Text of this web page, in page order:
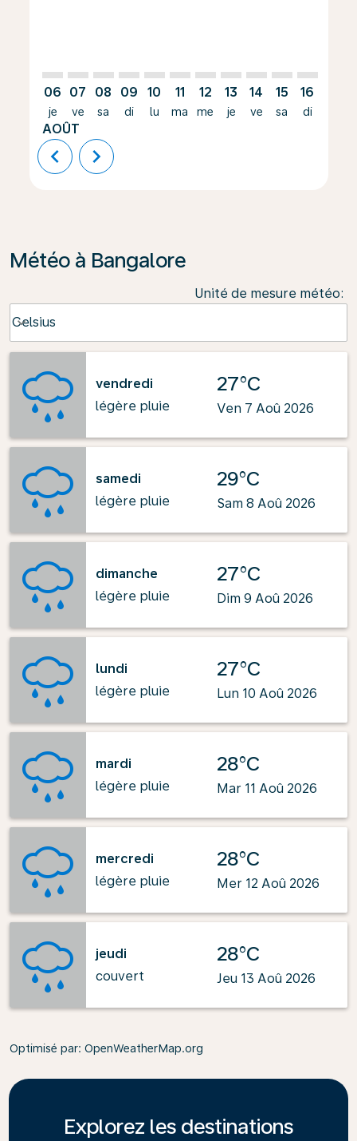
06
je
AOÛT
07
ve
08
sa
09
di
10
lu
11
ma
12
me
13
je
14
ve
15
sa
16
di
chevron_left chevron_right
Météo à Bangalore
Unité de mesure météo:
Celsius
keyboard_arrow_down
vendredi
légère pluie
27°C
Ven 7 Aoû 2026
samedi
légère pluie
29°C
Sam 8 Aoû 2026
dimanche
légère pluie
27°C
Dim 9 Aoû 2026
lundi
légère pluie
27°C
Lun 10 Aoû 2026
mardi
légère pluie
28°C
Mar 11 Aoû 2026
mercredi
légère pluie
28°C
Mer 12 Aoû 2026
jeudi
couvert
28°C
Jeu 13 Aoû 2026
Optimisé par: OpenWeatherMap.org
Explorez les destinations